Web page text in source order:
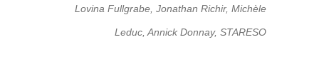
Lovina Fullgrabe, Jonathan Richir, Michèle
Leduc, Annick Donnay, STARESO